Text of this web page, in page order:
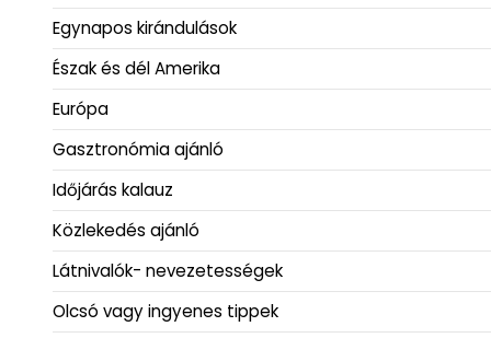
Egynapos kirándulások
Észak és dél Amerika
Európa
Gasztronómia ajánló
Időjárás kalauz
Közlekedés ajánló
Látnivalók- nevezetességek
Olcsó vagy ingyenes tippek